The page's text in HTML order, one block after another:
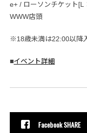
e+ / ローソンチケット
WWW店頭
※18歳未満は22:00以降
■イベント詳細
Facebook SHARE